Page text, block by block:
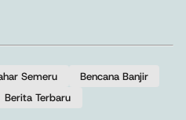
Semeru
Bencana Banjir
Berita Terbaru